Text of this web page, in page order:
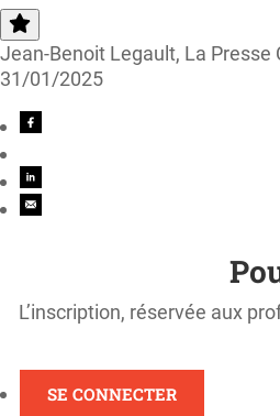
Jean-Benoit Legault, La Presse
31/01/2025
L’inscription, réservée aux
SE CONNECTER